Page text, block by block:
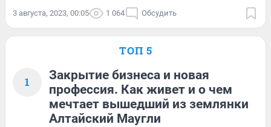
3 августа, 2023, 00:05 1 064 Обсудить
ТОП 5
1
Закрытие бизнеса и новая
профессия. Как живет и о чем
мечтает вышедший из землянки
Алтайский Маугли